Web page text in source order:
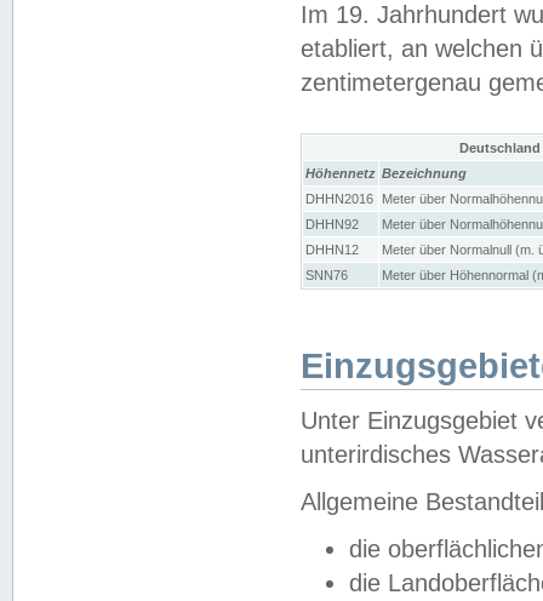
Im 19. Jahrhundert
etabliert, an welchen
zentimetergenau
Höhennetz Bezeichnung
DHHN2016
Meter über
DHHN92
Meter über
DHHN12
Meter über Normalnull (m.
SNN76
Meter über Höhennormal
Unter Einzugsgebiet
unterirdisches
Allgemeine
die
die